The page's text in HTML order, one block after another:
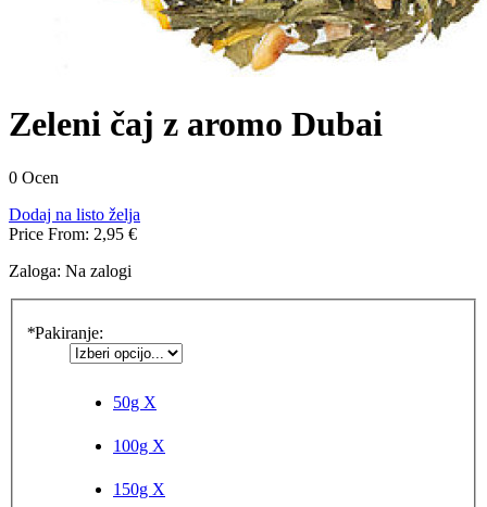
Zeleni čaj z aromo Dubai
0 Ocen
Dodaj na listo želja
Price From: 2,95 €
Zaloga: Na zalogi
*Pakiranje:
50g X
100g X
150g X